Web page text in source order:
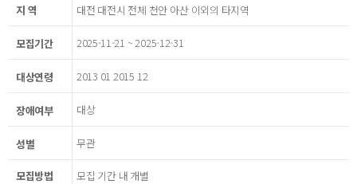
지 역 대전 대전시 전체 천안 아산 이외의 타지역
모집기간 2025-11-21 ~ 2025-12-31
대상연령 2013 01 2015 12
장애여부 대상
성별 무관
모집방법 모집 기간 내 개별